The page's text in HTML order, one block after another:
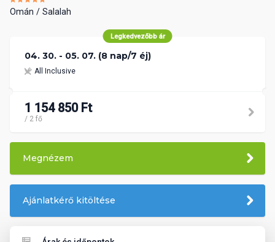
Omán Salalah
Legkedvezőbb ár
04. 30. - 05. 07. (8 nap/7 éj)
All Inclusive
1 154 850 Ft
/ 2 fő
Megnézem
Ajánlatkérő kitöltése